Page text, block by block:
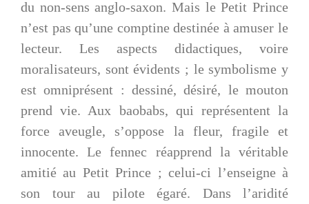
du non-sens anglo-saxon. Mais le Petit Prince
n’est pas qu’une comptine destinée à amuser le
lecteur. Les aspects didactiques, voire
moralisateurs, sont évidents ; le symbolisme y
est omniprésent : dessiné, désiré, le mouton
prend vie. Aux baobabs, qui représentent la
force aveugle, s’oppose la fleur, fragile et
innocente. Le fennec réapprend la véritable
amitié au Petit Prince ; celui-ci l’enseigne à
son tour au pilote égaré. Dans l’aridité